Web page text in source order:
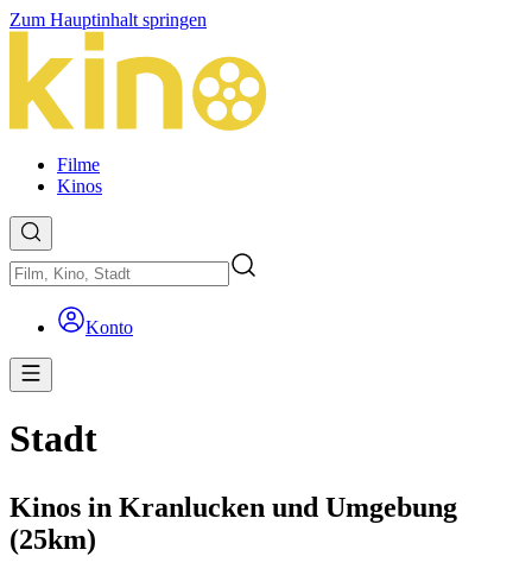
Zum Hauptinhalt springen
Filme
Kinos
Konto
Stadt
Kinos in Kranlucken und Umgebung
(25km)